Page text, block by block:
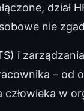
dział
nie
i
–
człowieka w